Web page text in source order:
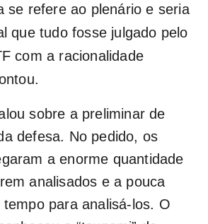
se refere ao plenário e seria
que tudo fosse julgado pelo
com a racionalidade
sobre a preliminar de
defesa. No pedido, os
a enorme quantidade
analisados e a pouca
para analisá-los. O